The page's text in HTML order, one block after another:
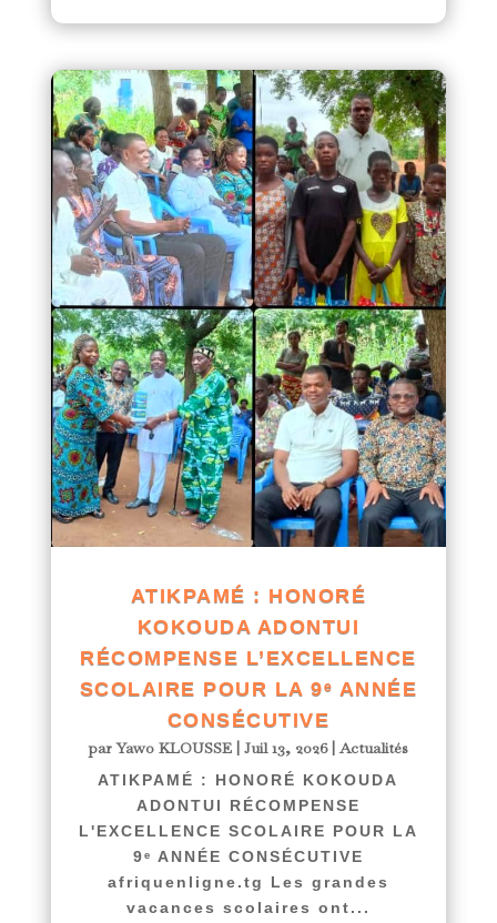
ATIKPAMÉ : HONORÉ
KOKOUDA ADONTUI
RÉCOMPENSE L’EXCELLENCE
SCOLAIRE POUR LA 9ᵉ ANNÉE
CONSÉCUTIVE
parYawo KLOUSSE |Juil 13, 2026|Actualités
ATIKPAMÉ : HONORÉ KOKOUDA
ADONTUI RÉCOMPENSE
L'EXCELLENCE SCOLAIRE POUR LA
9ᵉ ANNÉE CONSÉCUTIVE
afriquenligne.tg Les grandes
vacances scolaires ont...